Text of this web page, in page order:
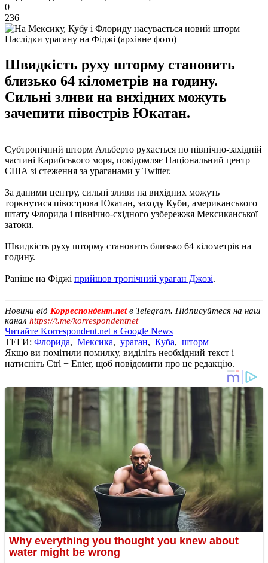
0
236
Наслідки урагану на Фіджі (архівне фото)
Швидкість руху шторму становить
близько 64 кілометрів на годину.
Сильні зливи на вихідних можуть
зачепити півострів Юкатан.
Субтропічний шторм Альберто рухається по північно-західній
частині Карибського моря, повідомляє Національний центр
США зі стеження за ураганами у Twitter.
За даними центру, сильні зливи на вихідних можуть
торкнутися півострова Юкатан, заходу Куби, американського
штату Флорида і північно-східного узбережжя Мексиканської
затоки.
Швидкість руху шторму становить близько 64 кілометрів на
годину.
Раніше на Фіджі прийшов тропічний ураган Джозі.
Новини від Корреспондент.netв Telegram. Підписуйтеся на наш
канал https://t.me/korrespondentnet
Читайте Korrespondent.net в Google News
ТЕГИ: Флорида, Мексика, ураган, Куба, шторм
Якщо ви помітили помилку, виділіть необхідний текст і
натисніть Ctrl + Enter, щоб повідомити про це редакцію.